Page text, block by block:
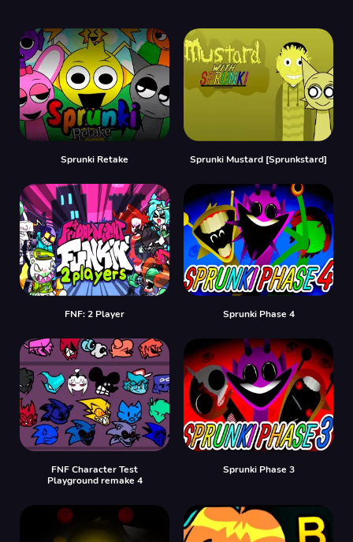
Sprunki Retake Sprunki Mustard [Sprunkstard]
FNF: 2 Player Sprunki Phase 4
FNF Character Test
Playground remake 4
Sprunki Phase 3